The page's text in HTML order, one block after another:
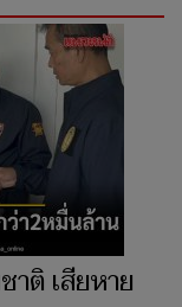
าติ เสียหาย